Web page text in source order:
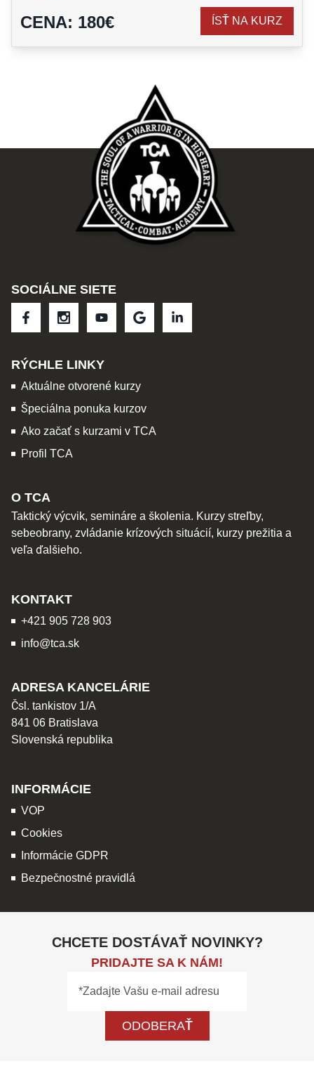
CENA: 180€ ÍSŤ NA KURZ
SOCIÁLNE SIETE
RÝCHLE LINKY
Aktuálne otvorené kurzy
Špeciálna ponuka kurzov
Ako začať s kurzami v TCA
Profil TCA
O TCA
Taktický výcvik, semináre a školenia. Kurzy streľby,
sebeobrany, zvládanie krízových situácií, kurzy prežitia a
veľa ďalšieho.
KONTAKT
+421 905 728 903
info@tca.sk
ADRESA KANCELÁRIE
Čsl. tankistov 1/A
841 06 Bratislava
Slovenská republika
INFORMÁCIE
VOP
Cookies
Informácie GDPR
Bezpečnostné pravidlá
CHCETE DOSTÁVAŤ NOVINKY?
PRIDAJTE SA K NÁM!
ODOBERAŤ